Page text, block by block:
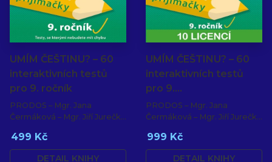
UMÍM ČEŠTINU? – 60
interaktivních testů
pro 9. ročník
PRODOS – Mgr. Jana
Čermáková – Mgr. Jiří Jurečka
499 Kč
DETAIL KNIHY
UMÍM ČEŠTINU? – 60
interaktivních testů
pro 9.…
PRODOS – Mgr. Jana
Čermáková – Mgr. Jiří Jurečka
999 Kč
DETAIL KNIHY